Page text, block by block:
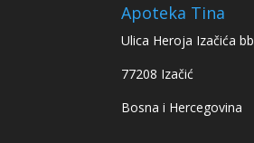
Apoteka Tina
Ulica Heroja Izačića bb
77208 Izačić
Bosna i Hercegovina